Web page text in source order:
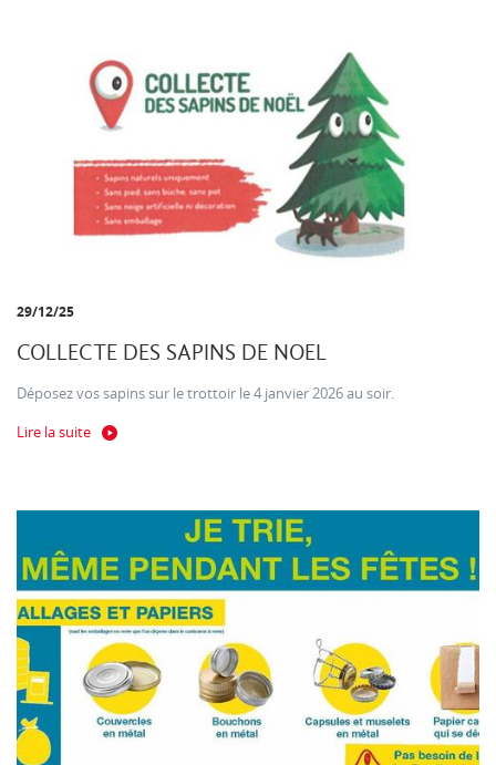
29/12/25
COLLECTE DES SAPINS DE NOEL
Déposez vos sapins sur le trottoir le 4 janvier 2026 au soir.
Lire la suite